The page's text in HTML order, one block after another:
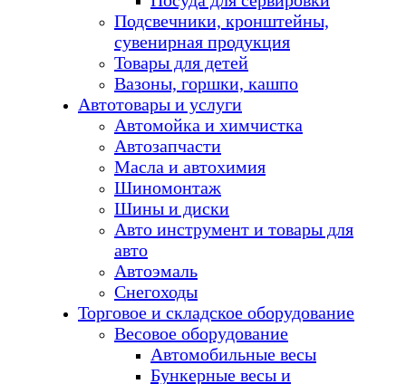
Подсвечники, кронштейны,
сувенирная продукция
Товары для детей
Вазоны, горшки, кашпо
Автотовары и услуги
Автомойка и химчистка
Автозапчасти
Масла и автохимия
Шиномонтаж
Шины и диски
Авто инструмент и товары для
авто
Автоэмаль
Снегоходы
Торговое и складское оборудование
Весовое оборудование
Автомобильные весы
Бункерные весы и